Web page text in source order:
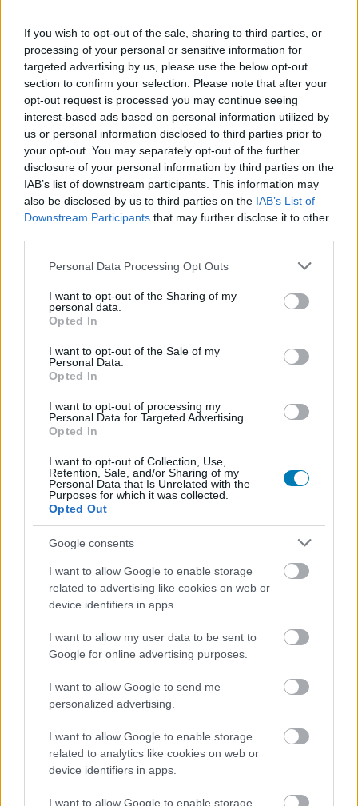
If you wish to opt-out of the sale, sharing to third parties, or
processing of your personal or sensitive information for
targeted advertising by us, please use the below opt-out
section to confirm your selection. Please note that after your
opt-out request is processed you may continue seeing
interest-based ads based on personal information utilized by
us or personal information disclosed to third parties prior to
your opt-out. You may separately opt-out of the further
disclosure of your personal information by third parties on the
IAB’s list of downstream participants. This information may
also be disclosed by us to third parties on the IAB’s List of
Downstream Participants that may further disclose it to other
Please note that this website/app uses one or more Google
not limited to your visit or usage behaviour. You may click to
grant or deny consent to Google and its third-party tags to
use your data for below specified purposes in below Google
consent section.
Personal Data Processing Opt Outs
I want to opt-out of the Sharing of my
personal data.
Opted In
I want to opt-out of the Sale of my
Personal Data.
Opted In
I want to opt-out of processing my
Personal Data for Targeted Advertising.
Opted In
I want to opt-out of Collection, Use,
Retention, Sale, and/or Sharing of my
Personal Data that Is Unrelated with the
Purposes for which it was collected.
Opted Out
Google consents
I want to allow Google to enable storage
related to advertising like cookies on web or
device identifiers in apps.
I want to allow my user data to be sent to
Google for online advertising purposes.
I want to allow Google to send me
personalized advertising.
I want to allow Google to enable storage
related to analytics like cookies on web or
device identifiers in apps.
I want to allow Google to enable storage
Jelen pillanatban nem egyértelmű, mi jelenik meg a
PSVR2-vel egy napon, és mely játékok jöhetnek egy
kicsit később, de a megjelenés környékén játszhatunk
majd egyebek mellett a Moss-szal és a Moss: Book II-
vel, a Star Wars: Tales from the Galaxy's Edge-dzsel, a
Resident Evil Village-dzsel, a No Man's Skyjal, a Gran
Turismo 7-tel, a The Walking Dead: Saints & Sinners
Pistol Whippel és a Beat Saberrel is. Mivel
címet is újra kiadnak hozzá - csak remélni tudjuk, hogy
azoknak, akik korábban megvásárolták őket, nem kell
majd teljes árat fizetniük.
És ha már szóba került a Horizon, ne feledjük, hogy
április 19-én jön aHorizon Forbidden West
PlayStation
5-exkluzív kiegészítője, a Burning Shores, amiben Aloy
Los Angeles romjait térképezi fel. Valószínűleg itthon
keveseket mozgat meg, de majdnem biztos, hogy a San
Diego Studio folytatja azMLB: The Show
baseballjáték-
sorozatát, ami viszont nem PlayStation-exkluzív már
A tavasz nagyjából erről, a PSVR új generációjáról és a
Horizon világáról fog szólni, ősszel viszont érkezik a